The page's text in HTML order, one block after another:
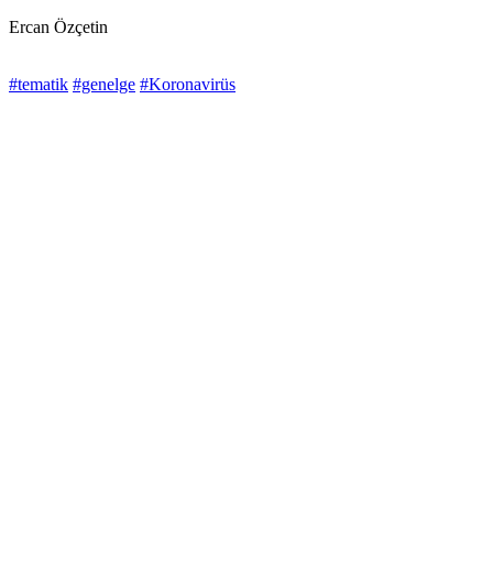
Ercan Özçetin
#tematik #genelge #Koronavirüs